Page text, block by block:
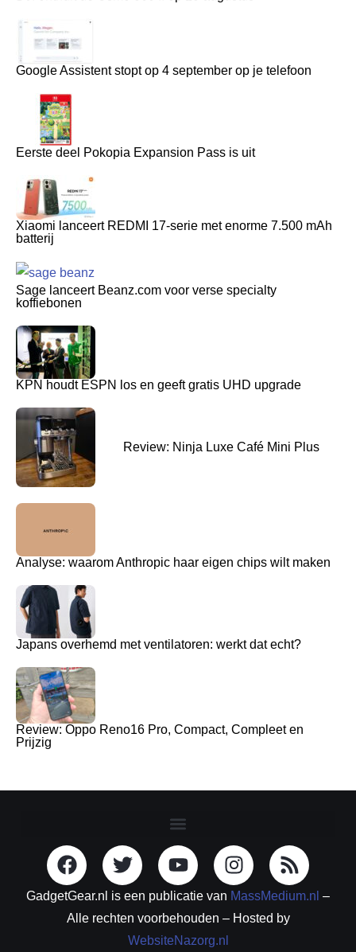
Google Assistent stopt op 4 september op je telefoon
Eerste deel Pokopia Expansion Pass is uit
Xiaomi lanceert REDMI 17-serie met enorme 7.500 mAh
batterij
Sage lanceert Beanz.com voor verse specialty
koffiebonen
KPN houdt ESPN los en geeft gratis UHD upgrade
Review: Ninja Luxe Café Mini Plus
Analyse: waarom Anthropic haar eigen chips wilt maken
Japans overhemd met ventilatoren: werkt dat echt?
Review: Oppo Reno16 Pro, Compact, Compleet en
Prijzig
GadgetGear.nl is een publicatie van MassMedium.nl –
Alle rechten voorbehouden – Hosted by
WebsiteNazorg.nl